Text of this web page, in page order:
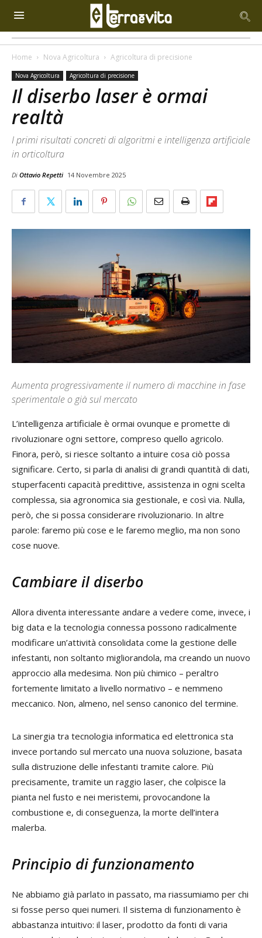
Home Nova Agricoltura Agricoltura di precisione
Nova Agricoltura Agricoltura di precisione
Il diserbo laser è ormai
realtà
I primi risultati concreti di algoritmi e intelligenza artificiale
in orticoltura
Di Ottavio Repetti 14 Novembre 2025
Aumenta progressivamente il numero di macchine in fase
sperimentale o già sul mercato
L’intelligenza artificiale è ormai ovunque e promette di
rivoluzionare ogni settore, compreso quello agricolo.
Finora, però, si riesce soltanto a intuire cosa ciò possa
significare. Certo, si parla di analisi di grandi quantità di dati,
stuperfacenti capacità predittive, assistenza in ogni scelta
complessa, sia agronomica sia gestionale, e così via. Nulla,
però, che si possa considerare rivoluzionario. In altre
parole: faremo più cose e le faremo meglio, ma non sono
cose nuove.
Cambiare il diserbo
Allora diventa interessante andare a vedere come, invece, i
big data e la tecnologia connessa possono radicalmente
modificare un’attività consolidata come la gestione delle
infestanti, non soltanto migliorandola, ma creando un nuovo
approccio alla medesima. Non più chimico – peraltro
fortemente limitato a livello normativo – e nemmeno
meccanico. Non, almeno, nel senso canonico del termine.
La sinergia tra tecnologia informatica ed elettronica sta
invece portando sul mercato una nuova soluzione, basata
sulla distruzione delle infestanti tramite calore. Più
precisamente, tramite un raggio laser, che colpisce la
pianta nel fusto e nei meristemi, provocandone la
combustione e, di conseguenza, la morte dell’intera
malerba.
Principio di funzionamento
Ne abbiamo già parlato in passato, ma riassumiamo per chi
si fosse perso quei numeri. Il sistema di funzionamento è
abbastanza intuitivo: il laser, prodotto da fonti di varia